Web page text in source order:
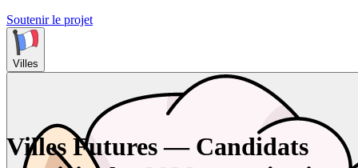
Soutenir le projet
Villes
Villes Futures — Candidats